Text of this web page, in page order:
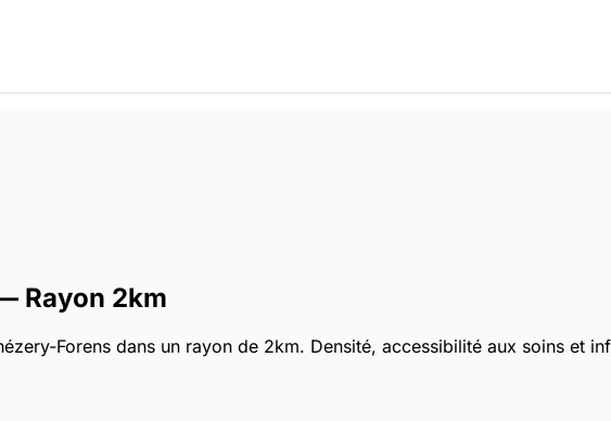
Rayon 2km
Forens dans un rayon de 2km. Densité, accessibilité aux soins et